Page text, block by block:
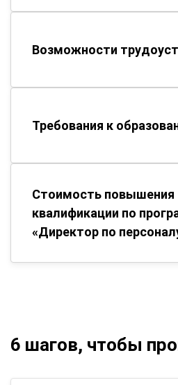
Возможности
Требования к
Стоимость повышения
квалификации по
«Директор по
6 шагов, чтобы